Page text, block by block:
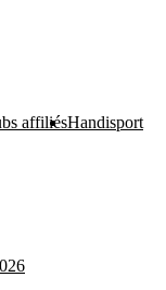
affiliésHandisport